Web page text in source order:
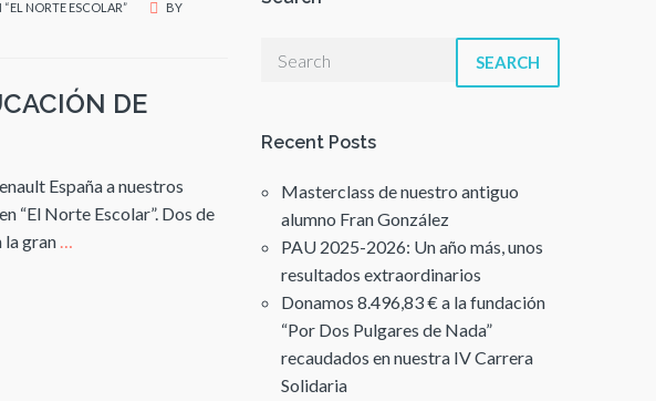
NORTE ESCOLAR”
BY
DE
España a nuestros
“El Norte Escolar”. Dos de
la gran …
SEARCH
Recent Posts
Masterclass de nuestro antiguo
alumno Fran González
PAU 2025-2026: Un año más, unos
resultados extraordinarios
Donamos 8.496,83 € a la fundación
“Por Dos Pulgares de Nada”
recaudados en nuestra IV Carrera
Solidaria